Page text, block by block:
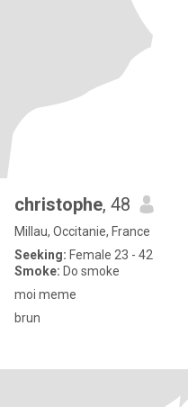
christophe, 48
Millau, Occitanie, France
Seeking: Female 23 - 42
Smoke: Do smoke
moi meme
brun